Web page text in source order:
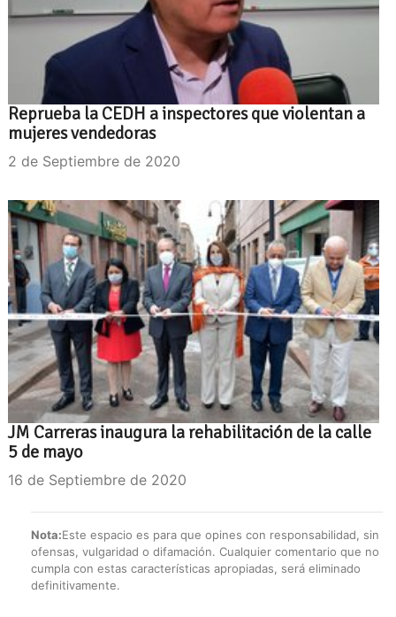
Reprueba la CEDH a inspectores que violentan a
mujeres vendedoras
2 de Septiembre de 2020
JM Carreras inaugura la rehabilitación de la calle
5 de mayo
16 de Septiembre de 2020
Nota:Este espacio es para que opines con responsabilidad, sin
ofensas, vulgaridad o difamación. Cualquier comentario que no
cumpla con estas características apropiadas, será eliminado
definitivamente.